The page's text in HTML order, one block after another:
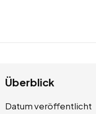
Überblick
Datum veröffentlicht